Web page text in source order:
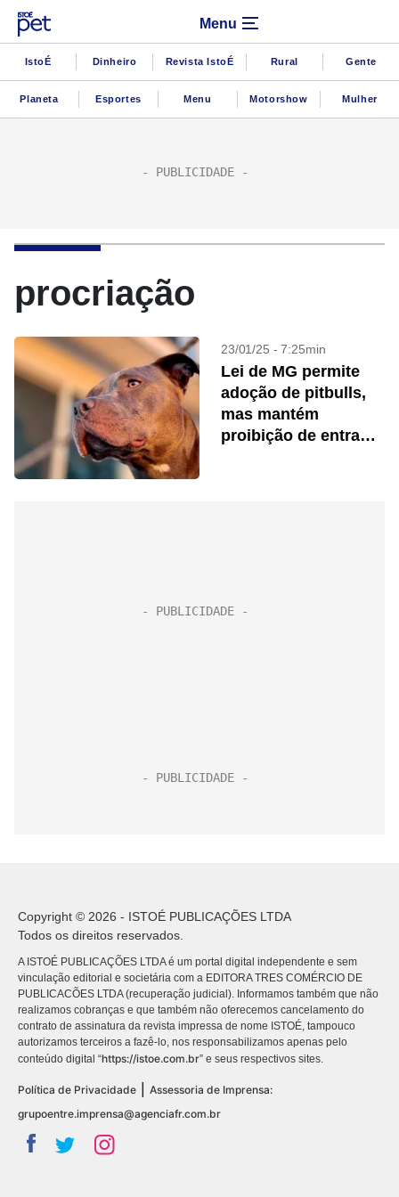
Menu
IstoÉ Dinheiro Revista IstoÉ Rural Gente
Planeta Esportes Menu Motorshow Mulher
procriação
23/01/25 - 7:25min
Lei de MG permite
adoção de pitbulls,
mas mantém
proibição de entrada
Copyright © 2026 - ISTOÉ PUBLICAÇÕES LTDA
Todos os direitos reservados.
A ISTOÉ PUBLICAÇÕES LTDA é um portal digital independente e sem
vinculação editorial e societária com a EDITORA TRES COMÉRCIO DE
PUBLICACÕES LTDA (recuperação judicial). Informamos também que não
realizamos cobranças e que também não oferecemos cancelamento do
contrato de assinatura da revista impressa de nome ISTOÉ, tampouco
autorizamos terceiros a fazê-lo, nos responsabilizamos apenas pelo
conteúdo digital “https://istoe.com.br” e seus respectivos sites.
Política de Privacidade
Assessoria de Imprensa:
grupoentre.imprensa@agenciafr.com.br